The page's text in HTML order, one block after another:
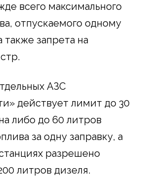
всего максимального
отпускаемого одному
запрета на
АЗС
действует лимит до 30
либо до 60 литров
за одну заправку, а
разрешено
литров дизеля.